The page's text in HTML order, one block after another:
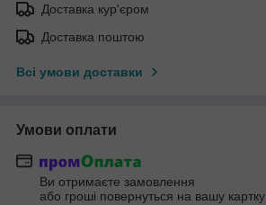
Доставка кур'єром
Доставка поштою
Всі умови доставки
Умови оплати
Ви отримаєте замовлення
або гроші повернуться на вашу картку